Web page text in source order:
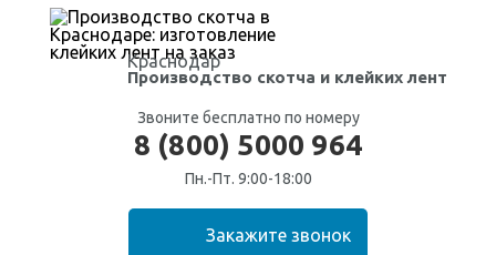
Краснодар
Производство скотча и клейких лент
Звоните бесплатно по номеру
8 (800) 5000 964
Пн.-Пт. 9:00-18:00